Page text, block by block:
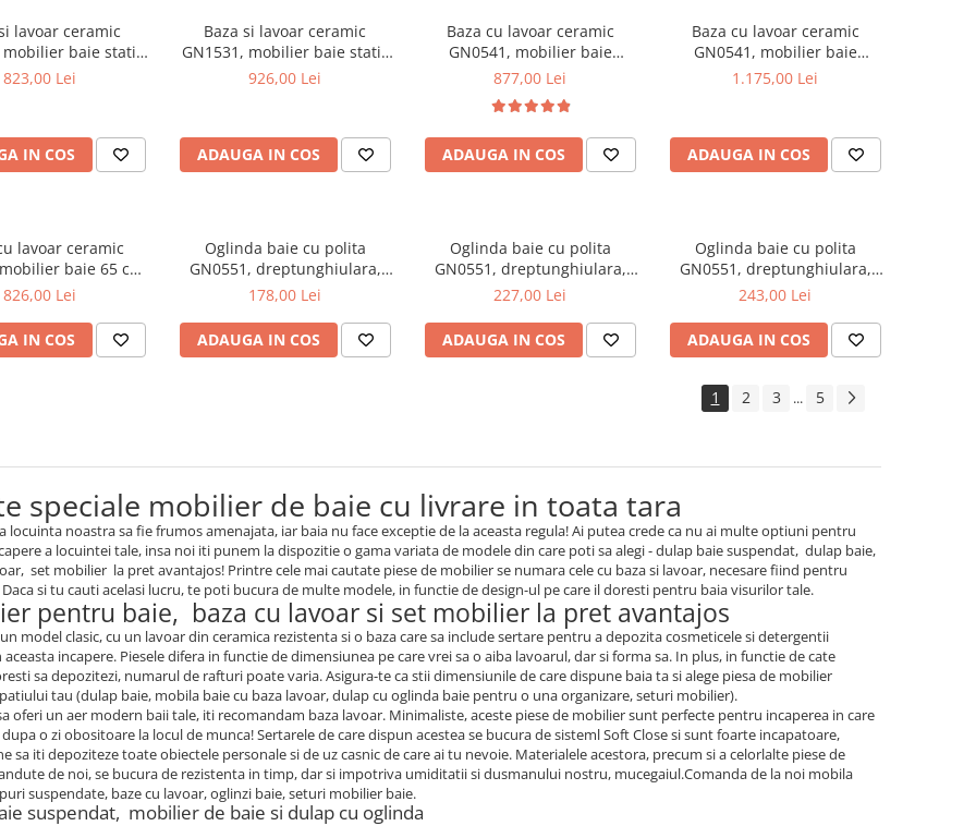
lavoar ceramic
mobilier baie stativ
MDF, 2 usi, 2
823,00 Lei
IN COS
Baza si lavoar ceramic
GN1531, mobilier baie stativ
75 cm, front MDF, 2 usi, 3
926,00 Lei
ADAUGA IN COS
Baza cu lavoar ceramic
GN0541, mobilier baie
suspendat 60 cm, front MDF,
alb
877,00 Lei
ADAUGA IN COS
Baza cu lavoar ceramic
GN0541, mobilier baie
suspendat 80 cm, front MDF,
1.175,00 Lei
ADAUGA IN COS
lavoar ceramic
baie 65 cm,
1 sertar, 1 usa,
cromate, alb
826,00 Lei
IN COS
Oglinda baie cu polita
GN0551, dreptunghiulara,
PAL, 50 cm, alb
178,00 Lei
ADAUGA IN COS
Oglinda baie cu polita
GN0551, dreptunghiulara,
PAL, 70 cm, alb
227,00 Lei
ADAUGA IN COS
Oglinda baie cu polita
GN0551, dreptunghiulara,
PAL, 80 cm, alb
243,00 Lei
ADAUGA IN COS
1 2 3 ... 5
speciale mobilier de baie cu livrare in toata tara
locuinta noastra sa fie frumos amenajata, iar baia nu face exceptie de la aceasta regula! Ai putea crede ca nu ai multe optiuni pentru
a locuintei tale, insa noi iti punem la dispozitie o gama variata de modele din care poti sa alegi - dulap baie suspendat, dulap baie,
set mobilier la pret avantajos! Printre cele mai cautate piese de mobilier se numara cele cu baza si lavoar, necesare fiind pentru
si tu cauti acelasi lucru, te poti bucura de multe modele, in functie de design-ul pe care il doresti pentru baia visurilor tale.
pentru baie, baza cu lavoar si set mobilier la pret avantajos
model clasic, cu un lavoar din ceramica rezistenta si o baza care sa include sertare pentru a depozita cosmeticele si detergentii
aceasta incapere. Piesele difera in functie de dimensiunea pe care vrei sa o aiba lavoarul, dar si forma sa. In plus, in functie de cate
sa depozitezi, numarul de rafturi poate varia. Asigura-te ca stii dimensiunile de care dispune baia ta si alege piesa de mobilier
tau (dulap baie, mobila baie cu baza lavoar, dulap cu oglinda baie pentru o una organizare, seturi mobilier).
oferi un aer modern baii tale, iti recomandam baza lavoar. Minimaliste, aceste piese de mobilier sunt perfecte pentru incaperea in care
o zi obositoare la locul de munca! Sertarele de care dispun acestea se bucura de sisteml Soft Close si sunt foarte incapatoare,
sa iti depoziteze toate obiectele personale si de uz casnic de care ai tu nevoie. Materialele acestora, precum si a celorlalte piese de
de noi, se bucura de rezistenta in timp, dar si impotriva umiditatii si dusmanului nostru, mucegaiul.Comanda de la noi mobila
suspendate, baze cu lavoar, oglinzi baie, seturi mobilier baie.
suspendat, mobilier de baie si dulap cu oglinda